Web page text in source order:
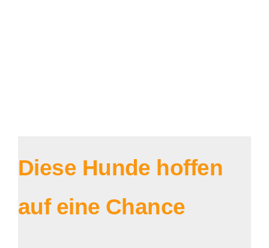
Diese Hunde hoffen
auf eine Chance